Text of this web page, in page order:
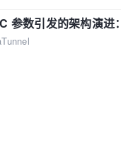
参数引发的架构演